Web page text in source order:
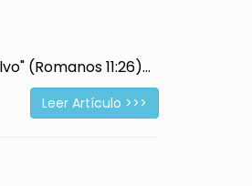
(Romanos 11:26)...
Leer Artículo >>>